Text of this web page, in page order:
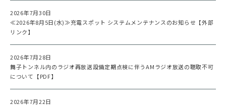
2026年7月30日
≪2026年8月5日(水)≫充電スポット システムメンテナンスのお知らせ【外部
リンク】
2026年7月28日
舞子トンネル内のラジオ再放送設備定期点検に伴うAMラジオ放送の聴取不可
について【PDF】
2026年7月22日